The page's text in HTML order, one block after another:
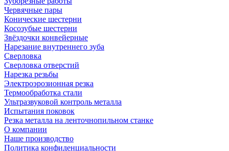
Червячные пары
Конические шестерни
Косозубые шестерни
Звёздочки конвейерные
Нарезание внутреннего зуба
Сверловка
Сверловка отверстий
Нарезка резьбы
Электроэрозионная резка
Термообработка стали
Ультразвуковой контроль металла
Испытания поковок
Резка металла на ленточнопильном станке
О компании
Наше производство
Политика конфиденциальности